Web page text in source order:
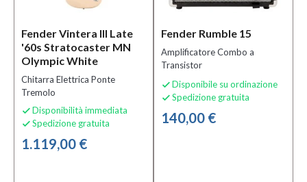
Fender Vintera III Late
'60s Stratocaster MN
Olympic White
Chitarra Elettrica Ponte
Tremolo
 Disponibilità immediata
 Spedizione gratuita
1.119,00 €
Fender Rumble 15
Amplificatore Combo a
Transistor
 Disponibile su ordinazione
 Spedizione gratuita
140,00 €